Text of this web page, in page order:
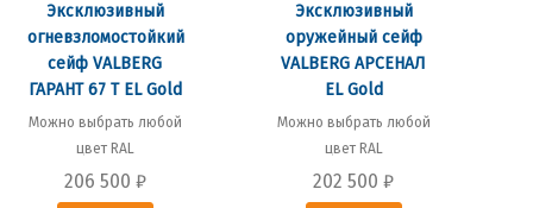
Эксклюзивный
огневзломостойкий
сейф VALBERG
ГАРАНТ 67 T EL Gold
Можно выбрать любой
цвет RAL
206 500 ₽
Эксклюзивный
оружейный сейф
VALBERG АРСЕНАЛ
EL Gold
Можно выбрать любой
цвет RAL
202 500 ₽